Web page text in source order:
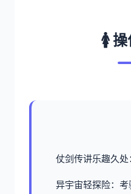
🚺
仗剑传讲乐趣久处
异宇宙轻探险：